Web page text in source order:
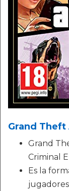
Grand
Grand
Criminal
Es la